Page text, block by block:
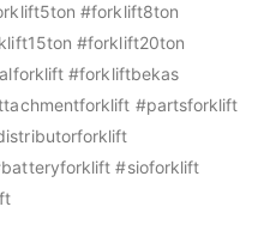
#forklift8ton
#forklift20ton
#forkliftbekas
#partsforklift
#sioforklift